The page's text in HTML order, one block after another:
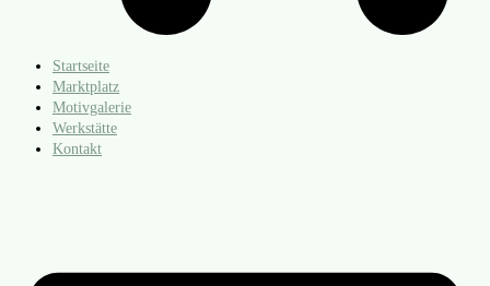
Startseite
Marktplatz
Motivgalerie
Werkstätte
Kontakt